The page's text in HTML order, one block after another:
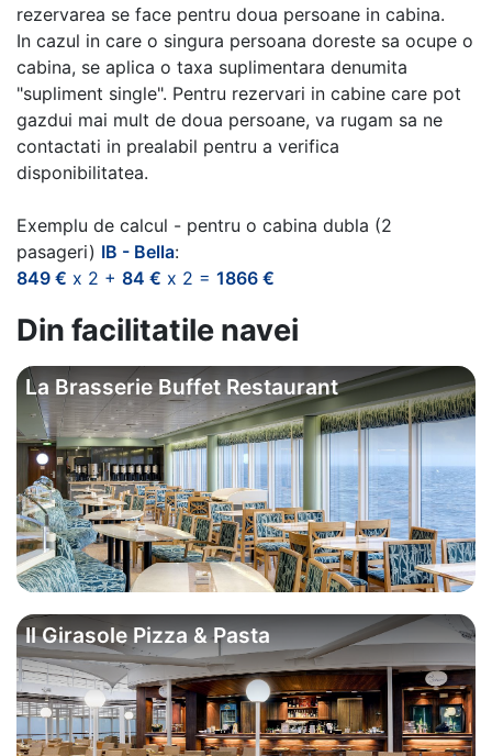
rezervarea se face pentru doua persoane in cabina.
In cazul in care o singura persoana doreste sa ocupe o
cabina, se aplica o taxa suplimentara denumita
"supliment single". Pentru rezervari in cabine care pot
gazdui mai mult de doua persoane, va rugam sa ne
contactati in prealabil pentru a verifica
disponibilitatea.
Exemplu de calcul - pentru o cabina dubla (2
pasageri) IB - Bella:
849 € x 2 + 84 € x 2 = 1866 €
Din facilitatile navei
La Brasserie Buffet Restaurant
Il Girasole Pizza & Pasta